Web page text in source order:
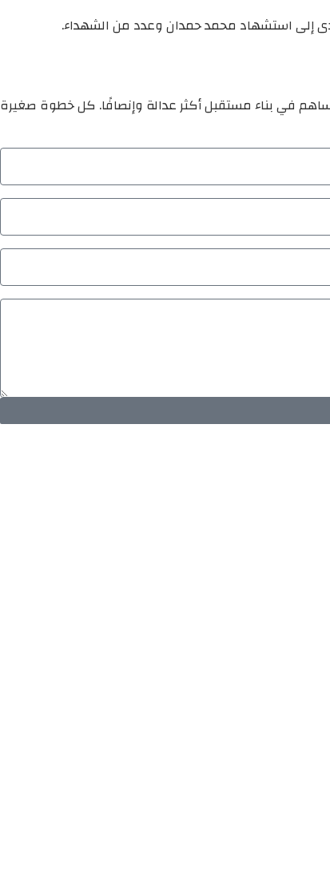
أدى إلى استشهاد محمد حمدان وعدد من الشهداء.
في بناء مستقبل أكثر عدالة وإنصافًا. كل خطوة صغيرة